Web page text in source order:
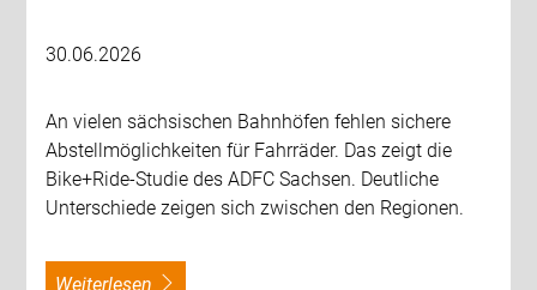
30.06.2026
An vielen sächsischen Bahnhöfen fehlen sichere
Abstellmöglichkeiten für Fahrräder. Das zeigt die
Bike+Ride-Studie des ADFC Sachsen. Deutliche
Unterschiede zeigen sich zwischen den Regionen.
weiterlesen